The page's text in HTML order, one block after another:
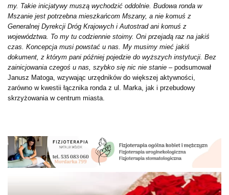
my. Takie inicjatywy muszą wychodzić oddolnie. Budowa ronda w
Mszanie jest potrzebna mieszkańcom Mszany, a nie komuś z
Generalnej Dyrekcji Dróg Krajowych i Autostrad ani komuś z
województwa. To my tu codziennie stoimy. Oni przejadą raz na jakiś
czas. Koncepcja musi powstać u nas. My musimy mieć jakiś
dokument, z którym pani później pojedzie do wyższych instytucji. Bez
zainicjowania czegoś u nas, szybko się nic nie stanie – podsumował
Janusz Matoga, wzywając urzędników do większej aktywności,
zarówno w kwestii łącznika ronda z ul. Marka, jak i przebudowy
skrzyżowania w centrum miasta.